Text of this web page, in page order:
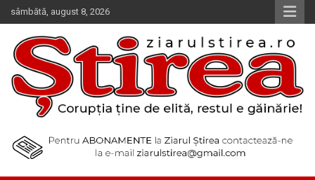
Skip
to
content
sâmbătă, august 8, 2026
Ziarul Știrea